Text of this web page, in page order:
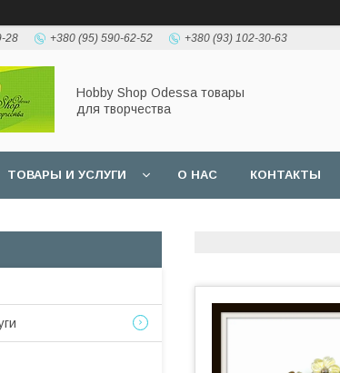
28 +380 (95) 590-62-52 +380 (93) 102-30-63
Hobbу Shop Odessa товары
для творчества
ТОВАРЫ И УСЛУГИ О НАС КОНТАКТЫ